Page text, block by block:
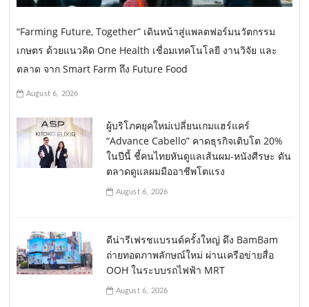
“Farming Future, Together” เดินหน้าสู่แพลตฟอร์มนวัตกรรม
เกษตร ด้วยแนวคิด One Health เชื่อมเทคโนโลยี งานวิจัย และ
ตลาด จาก Smart Farm ถึง Future Food
August 6, 2026
ผู้บริโภคยุคใหม่เปลี่ยนเกมแฮร์แคร์
“Advance Cabello” คาดธุรกิจเติบโต 20%
ในปีนี้ ชี้คนไทยหันดูแลเส้นผม-หนังศีรษะ ดัน
ตลาดดูแลผมมืออาชีพโตแรง
August 6, 2026
ดีน่ารีเฟรชแบรนด์ครั้งใหญ่ ดึง BamBam
ถ่ายทอดภาพลักษณ์ใหม่ ผ่านเครือข่ายสื่อ
OOH ในระบบรถไฟฟ้า MRT
August 6, 2026